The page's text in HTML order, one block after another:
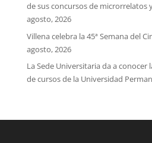
de sus concursos de microrrelatos
agosto, 2026
Villena celebra la 45ª Semana del
agosto, 2026
La Sede Universitaria da a
de cursos de la Universidad